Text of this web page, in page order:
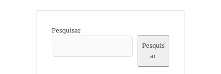
Pesquisar
Pesquis
ar